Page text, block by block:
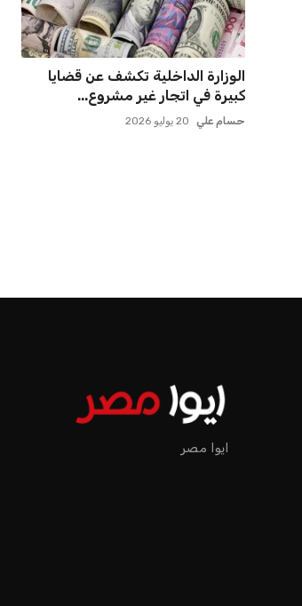
الوزارة الداخلية تكشف عن قضايا
كبيرة في اتجار غير مشروع...
حسام علي 20 يوليو 2026
ايوا مصر